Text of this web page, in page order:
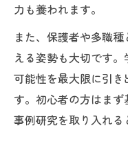
力も養われます。
また、保護者や多職
える姿勢も大切です
可能性を最大限に引
す。初心者の方はま
事例研究を取り入れる